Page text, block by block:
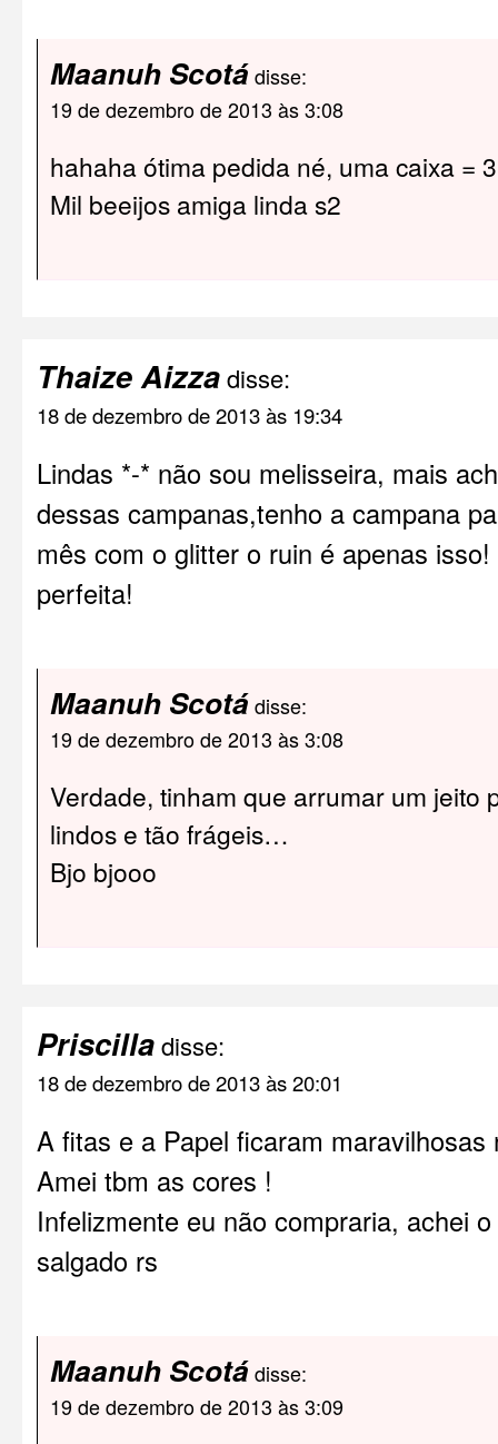
Maanuh Scotádisse:
19 de dezembro de 2013 às 3:08
hahaha ótima pedida né, uma caixa =
Mil beeijos amiga linda s2
Thaize Aizzadisse:
18 de dezembro de 2013 às 19:34
Lindas *-* não sou melisseira, mais
dessas campanas,tenho a campana
mês com o glitter o ruin é apenas
perfeita!
Maanuh Scotádisse:
19 de dezembro de 2013 às 3:08
Verdade, tinham que arrumar um jeito
lindos e tão frágeis…
Bjo bjooo
Priscilladisse:
18 de dezembro de 2013 às 20:01
A fitas e a Papel ficaram maravilhosas
Amei tbm as cores !
Infelizmente eu não compraria, achei
salgado rs
Maanuh Scotádisse:
19 de dezembro de 2013 às 3:09